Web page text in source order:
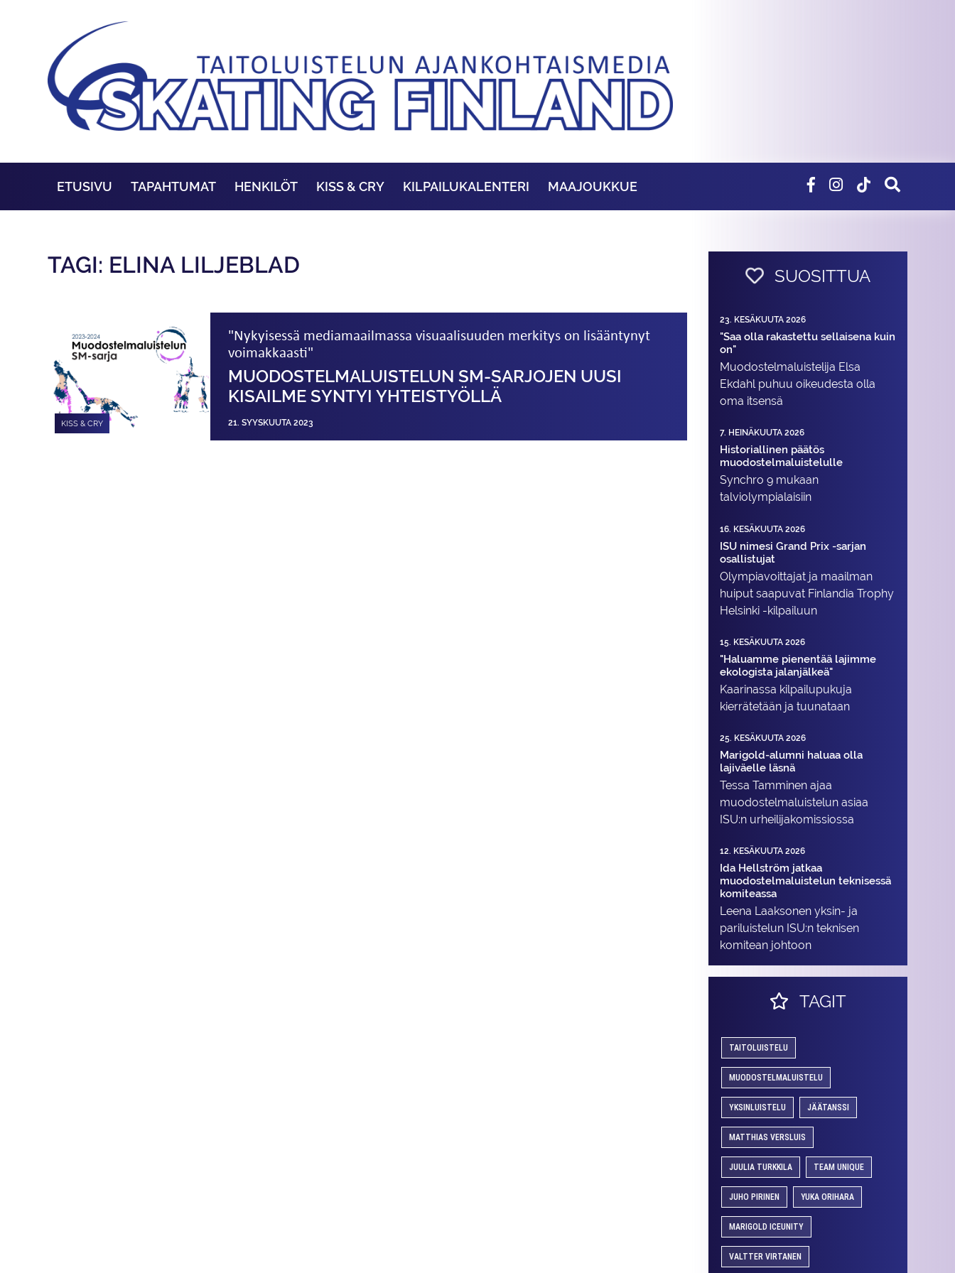
ETUSIVU TAPAHTUMAT HENKILÖT KISS & CRY KILPAILUKALENTERI MAAJOUKKUE
TAGI: ELINA LILJEBLAD
KISS & CRY
"Nykyisessä mediamaailmassa visuaalisuuden merkitys on lisääntynyt
voimakkaasti"
MUODOSTELMA­LUISTELUN SM-SARJOJEN UUSI
KISAILME SYNTYI YHTEISTYÖLLÄ
21. SYYSKUUTA 2023
SUOSITTUA
23. KESÄKUUTA 2026
"Saa olla rakastettu sellaisena kuin
on"
Muodostelma­luistelija Elsa
Ekdahl puhuu oikeudesta olla
oma itsensä
7. HEINÄKUUTA 2026
Historiallinen päätös
muodostelmaluistelulle
Synchro 9 mukaan
talviolympialaisiin
16. KESÄKUUTA 2026
ISU nimesi Grand Prix -sarjan
osallistujat
Olympiavoittajat ja maailman
huiput saapuvat Finlandia Trophy
Helsinki -kilpailuun
15. KESÄKUUTA 2026
"Haluamme pienentää lajimme
ekologista jalanjälkeä"
Kaarinassa kilpailupukuja
kierrätetään ja tuunataan
25. KESÄKUUTA 2026
Marigold-alumni haluaa olla
lajiväelle läsnä
Tessa Tamminen ajaa
muodostelma­luistelun asiaa
ISU:n urheilija­komissiossa
12. KESÄKUUTA 2026
Ida Hellström jatkaa
muodostelmaluistelun teknisessä
komiteassa
Leena Laaksonen yksin- ja
pariluistelun ISU:n teknisen
komitean johtoon
TAGIT
TAITOLUISTELU
MUODOSTELMALUISTELU
YKSINLUISTELU JÄÄTANSSI
MATTHIAS VERSLUIS
JUULIA TURKKILA TEAM UNIQUE
JUHO PIRINEN YUKA ORIHARA
MARIGOLD ICEUNITY
VALTTER VIRTANEN